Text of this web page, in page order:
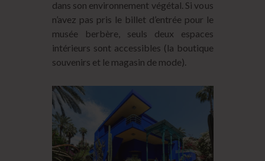
dans son environnement végétal. Si vous
n’avez pas pris le billet d’entrée pour le
musée berbère, seuls deux espaces
intérieurs sont accessibles (la boutique
souvenirs et le magasin de mode).